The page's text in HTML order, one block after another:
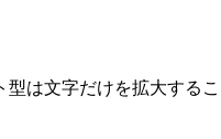
は文字だけを拡大する